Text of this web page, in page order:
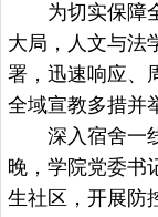
为切实保障
大局，人文与法
署，迅速响应、
全域宣教多措并
深入宿舍一
晚，学院党委书
生社区，开展防